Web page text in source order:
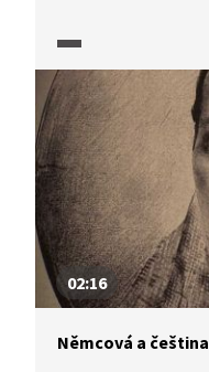
02:16
Němcová a čeština